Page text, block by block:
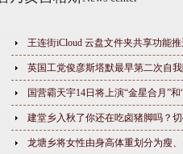
王连街iCloud 云盘文件夹共享功能
英国工党俊彦斯塔默最早第二次自
国营霸天宇14日将上演“金星合月”
建堂乡入秋了你还在吃卤猪脚吗？
龙塘乡将女性由身高体重划分为瘦